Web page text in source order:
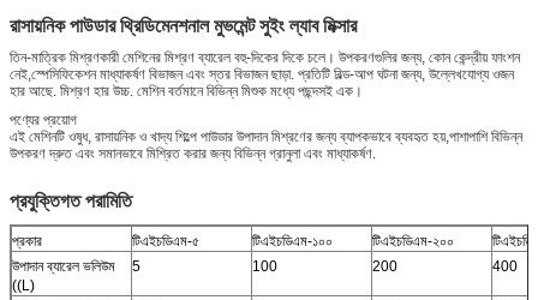
রাসায়নিক পাউডার থ্রিডিমেনশনাল মুভমেন্ট সুইং ল্যাব মিক্সার
তিন-মাত্রিক মিশ্রণকারী মেশিনের মিশ্রণ ব্যারেল বহু-দিকের দিকে চলে। উপকরণগুলির জন্য, কোন কেন্দ্রীয় ফাংশন
নেই,স্পেসিফিকেশন মাধ্যাকর্ষণ বিভাজন এবং স্তর বিভাজন ছাড়া. প্রতিটি বিল্ড-আপ ঘটনা জন্য, উল্লেখযোগ্য ওজন
হার আছে. মিশ্রণ হার উচ্চ. মেশিন বর্তমানে বিভিন্ন মিশুক মধ্যে পছন্দসই এক।
পণ্যের প্রয়োগ
এই মেশিনটি ওষুধ, রাসায়নিক ও খাদ্য শিল্পে পাউডার উপাদান মিশ্রণের জন্য ব্যাপকভাবে ব্যবহৃত হয়,পাশাপাশি বিভিন্ন
উপকরণ দ্রুত এবং সমানভাবে মিশ্রিত করার জন্য বিভিন্ন গ্রানুলা এবং মাধ্যাকর্ষণ.
প্রযুক্তিগত পরামিতি
প্রকার টিএইচডিএম-৫ টিএইচডিএম-১০০ টিএইচডিএম-২০০
উপাদান ব্যারেল ভলিউম
((L)
5 100 200 400